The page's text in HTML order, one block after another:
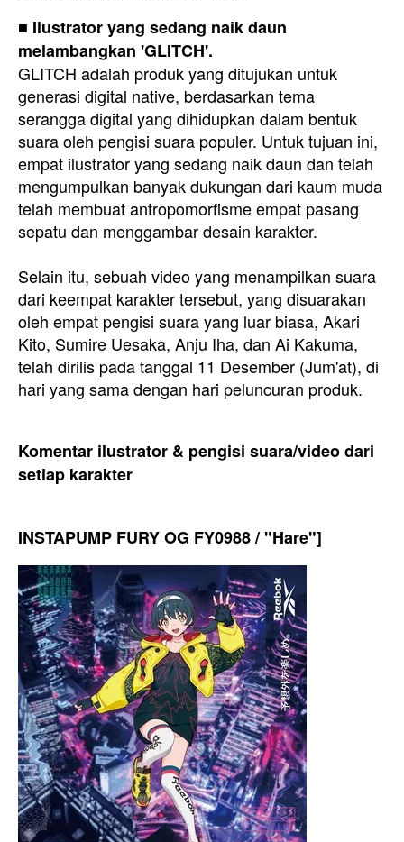
■ Ilustrator yang sedang naik daun
melambangkan 'GLITCH'.
GLITCH adalah produk yang ditujukan untuk
generasi digital native, berdasarkan tema
serangga digital yang dihidupkan dalam bentuk
suara oleh pengisi suara populer. Untuk tujuan ini,
empat ilustrator yang sedang naik daun dan telah
mengumpulkan banyak dukungan dari kaum muda
telah membuat antropomorfisme empat pasang
sepatu dan menggambar desain karakter.
Selain itu, sebuah video yang menampilkan suara
dari keempat karakter tersebut, yang disuarakan
oleh empat pengisi suara yang luar biasa, Akari
Kito, Sumire Uesaka, Anju Iha, dan Ai Kakuma,
telah dirilis pada tanggal 11 Desember (Jum'at), di
hari yang sama dengan hari peluncuran produk.
Komentar ilustrator & pengisi suara/video dari
setiap karakter
INSTAPUMP FURY OG FY0988 / "Hare"]